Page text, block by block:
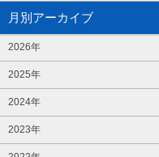
月別アーカイブ
2026年
2025年
2024年
2023年